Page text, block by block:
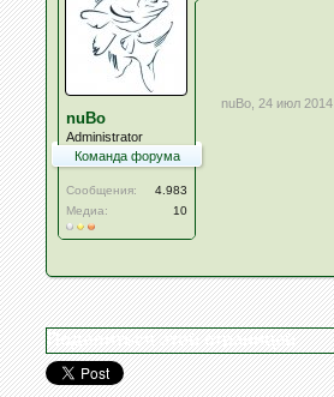
nuBo
Administrator
Команда форума
Сообщения:
4.983
Медиа:
10
nuBo 24 июл 2014
Поделиться этой страницей